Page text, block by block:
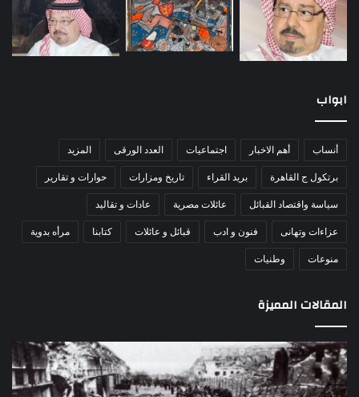
ابواب
أنساب أهم الاخبار اجتماعيات العدد الورقى المزيد
برتكول ج القاهرة بريد القراء تاريخ ومزارات حوارات و تقارير
سياسة واقتصاد القبائل عائلات مصرية عادات و تقاليد
عزاءات وتهانى فنون و ادب قبائل و عائلات كتابنا مرأه بدوية
منوعات وطنيات
المقالات المميزة
مذبحة
اللد..
القصة